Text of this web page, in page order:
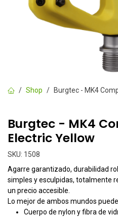
Shop Burgtec - MK4
Burgtec - MK4
Electric Yellow
SKU: 1508
Agarre garantizado, durabilidad
simples y esculpidas, totalmente
un precio accesible.
Lo mejor de ambos mundos
Cuerpo de nylon y fibra de